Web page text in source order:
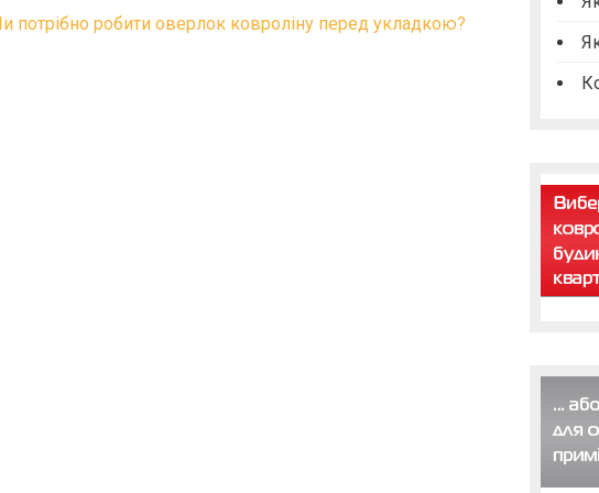
потрібно робити оверлок ковроліну перед укладкою?